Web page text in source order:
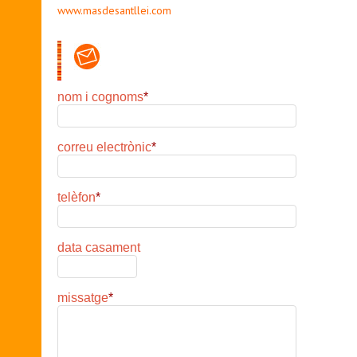
www.masdesantllei.com
nom i cognoms*
correu electrònic*
telèfon*
data casament
missatge*